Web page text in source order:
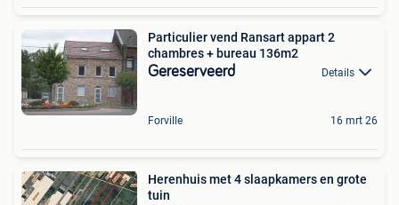
Particulier vend Ransart appart 2
chambres + bureau 136m2
Gereserveerd Details
Forville 16 mrt 26
Herenhuis met 4 slaapkamers en grote
tuin